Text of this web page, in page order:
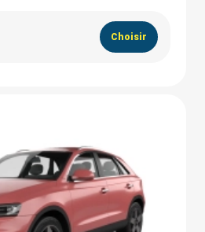
Choisir